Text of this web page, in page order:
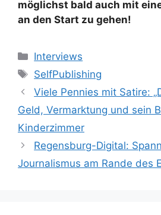
möglichst bald auch mit
an den Start zu gehen!
Kategorien
Interviews
Schlagwörter
SelfPublishing
Viele Pennies mit Satire:
Geld, Vermarktung und sein
Kinderzimmer
Regensburg-Digital:
Journalismus am Rande des